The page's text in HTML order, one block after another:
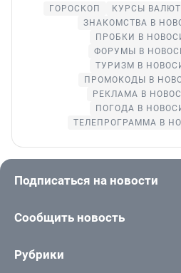
ГОРОСКОП
КУРСЫ
ЗНАКОМСТВА В
ПРОБКИ В
ФОРУМЫ В
ТУРИЗМ В
ПРОМОКОДЫ В
РЕКЛАМА В
ПОГОДА В
ТЕЛЕПРОГРАММА В
Подписаться на новости
Сообщить новость
Рубрики